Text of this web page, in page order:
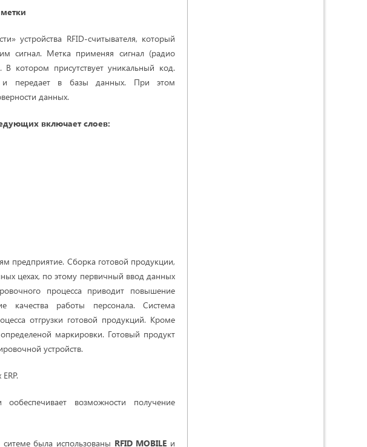
устройства RFID-считывателя, который
сигнал. Метка применяя сигнал (радио
котором присутствует уникальный код.
и передает в базы данных. При этом
данных.
включает слоев:
предприятие. Сборка готовой продукции,
цехах, по этому первичный ввод данных
процесса приводит повышение
качества работы персонала. Система
отгрузки готовой продукций. Кроме
маркировки. Готовый продукт
устройств.
возможности получение
была использованы RFID MOBILE и